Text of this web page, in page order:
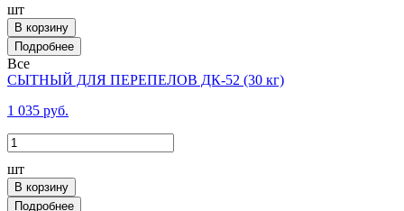
шт
В корзину
Все
СЫТНЫЙ ДЛЯ ПЕРЕПЕЛОВ ДК-52 (30 кг)
1 035 руб.
шт
В корзину